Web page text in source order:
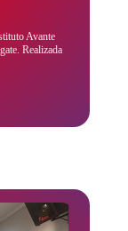
Avante
Realizada